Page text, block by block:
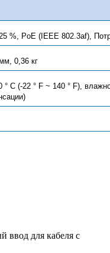
%, PoE (IEEE 802.3af),
0,36 кг
° C (-22 ° F ~ 140 ° F),
ввод для кабеля с